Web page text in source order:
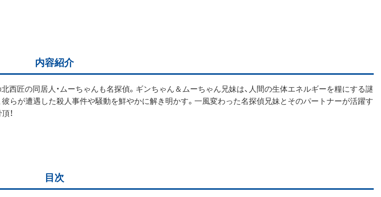
内容紹介
西匠の同居人・ムーちゃんも名探偵。ギンちゃん＆ムーちゃん兄妹は、人間の生体エネルギーを糧にする謎
らが遭遇した殺人事件や騒動を鮮やかに解き明かす。一風変わった名探偵兄妹とそのパートナーが活躍す
！
目次